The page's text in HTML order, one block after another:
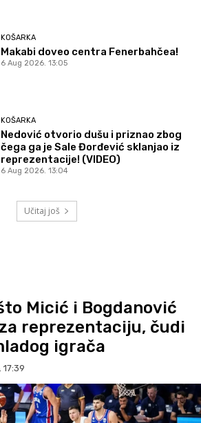
KOŠARKA
Makabi doveo centra Fenerbahčea!
6 Aug 2026. 13:05
KOŠARKA
Nedović otvorio dušu i priznao zbog
čega ga je Sale Đorđević sklanjao iz
reprezentacije! (VIDEO)
6 Aug 2026. 13:04
Učitaj još